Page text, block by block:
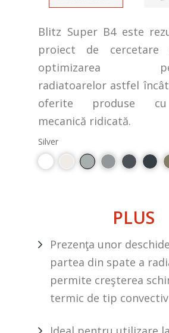
Blitz Super B4 este
proiect de cercetare
optimizarea
radiatoarelor astfel
oferite produse cu
mecanică ridicată.
Silver
PLUS
Prezenţa unor
partea din spate a
permite creşterea
termic de tip convectiv